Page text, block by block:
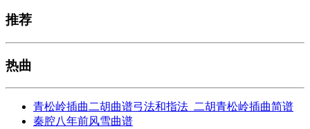
推荐
热曲
青松岭插曲二胡曲谱弓法和指法_二胡青松岭插曲简谱
秦腔八年前风雪曲谱